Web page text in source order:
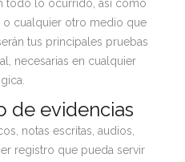
todo lo ocurrido, así como
o cualquier otro medio que
tus principales pruebas
necesarias en cualquier
de evidencias
notas escritas, audios,
registro que pueda servir